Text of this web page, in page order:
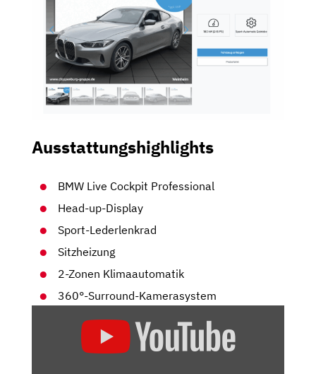
Ausstattungshighlights
BMW Live Cockpit Professional
Head-up-Display
Sport-Lederlenkrad
Sitzheizung
2-Zonen Klimaautomatik
360°-Surround-Kamerasystem